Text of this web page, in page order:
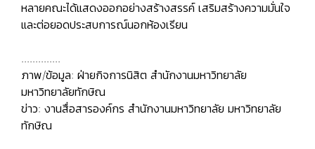
หลายคณะได้แสดงออกอย่างสร้างสรรค์ เสริมสร้างความมั่นใจ
และต่อยอดประสบการณ์นอกห้องเรียน
..............
ภาพ/ข้อมูล: ฝ่ายกิจการนิสิต สำนักงานมหาวิทยาลัย
มหาวิทยาลัยทักษิณ
ข่าว: งานสื่อสารองค์กร สำนักงานมหาวิทยาลัย มหาวิทยาลัย
ทักษิณ